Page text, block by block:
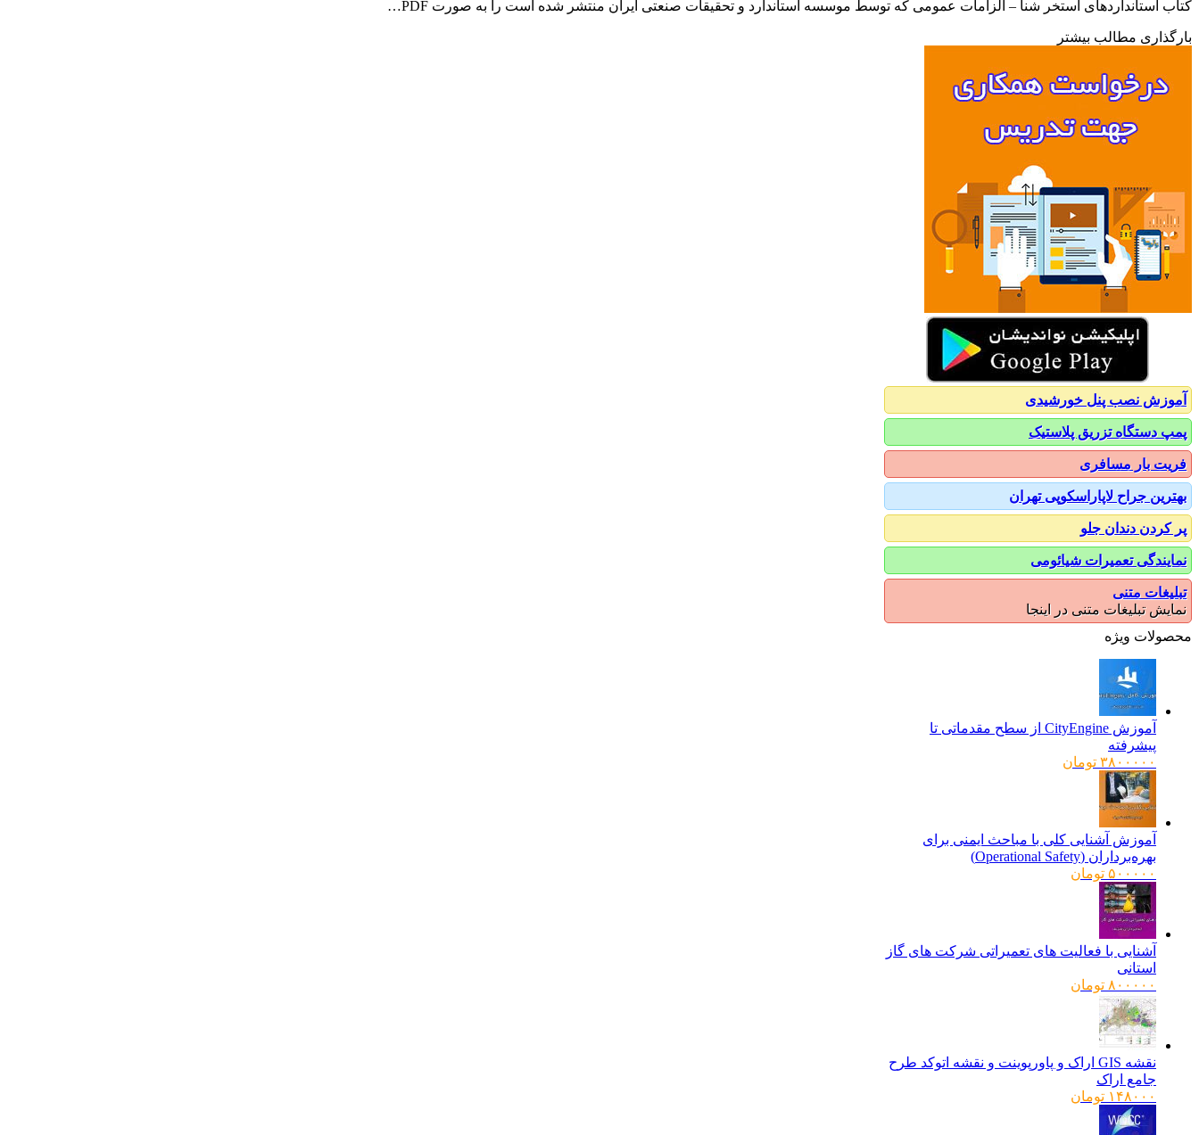
کتاب استانداردهای استخر شنا – الزامات عمومی که توسط موسسه استاندارد و تحقیقات صنعتی ایران منتشر شده است را به صورت PDF…
بارگذاری مطالب بیشتر
آموزش نصب پنل خورشیدی
پمپ دستگاه تزریق پلاستیک
فریت بار مسافری
بهترین جراح لاپاراسکوپی تهران
پر کردن دندان جلو
نمایندگی تعمیرات شیائومی
تبلیغات متنی
نمایش تبلیغات متنی در اینجا
محصولات ویژه
آموزش CityEngine از سطح مقدماتی تا
پیشرفته
۳۸۰۰۰۰۰ تومان
آموزش آشنایی کلی با مباحث ایمنی برای
بهره‌برداران (Operational Safety)
۵۰۰۰۰۰ تومان
آشنایی با فعالیت های تعمیراتی شرکت های گاز
استانی
۸۰۰۰۰۰ تومان
نقشه GIS اراک و پاورپوینت و نقشه اتوکد طرح
جامع اراک
۱۴۸۰۰۰ تومان